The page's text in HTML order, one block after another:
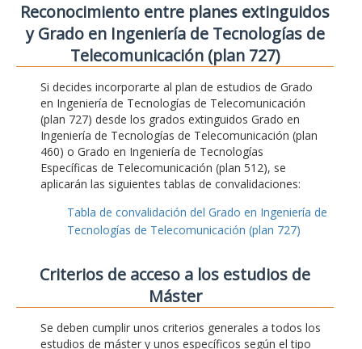
Reconocimiento entre planes extinguidos
y Grado en Ingeniería de Tecnologías de
Telecomunicación (plan 727)
Si decides incorporarte al plan de estudios de Grado
en Ingeniería de Tecnologías de Telecomunicación
(plan 727) desde los grados extinguidos Grado en
Ingeniería de Tecnologías de Telecomunicación (plan
460) o Grado en Ingeniería de Tecnologías
Específicas de Telecomunicación (plan 512), se
aplicarán las siguientes tablas de convalidaciones:
Tabla de convalidación del Grado en Ingeniería de
Tecnologías de Telecomunicación (plan 727)
Criterios de acceso a los estudios de
Máster
Se deben cumplir unos criterios generales a todos los
estudios de máster y unos específicos según el tipo